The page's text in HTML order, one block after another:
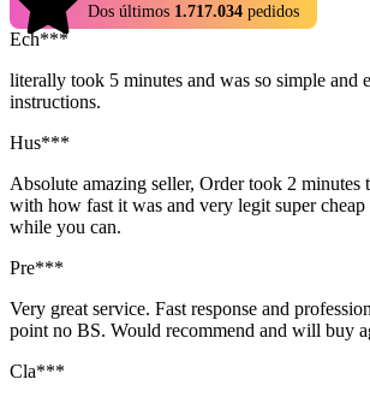
Dos últimos 1.717.034 pedidos
Ech***
literally took 5 minutes and was so simple and
instructions.
Hus***
Absolute amazing seller, Order took 2 minutes
with how fast it was and very legit super
while you can.
Pre***
Very great service. Fast response and
point no BS. Would recommend and will buy
Cla***